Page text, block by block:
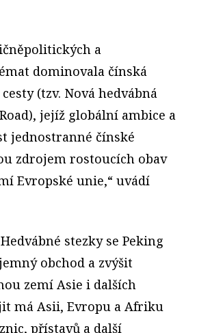
a
dominovala čínská
(tzv. Nová hedvábná
jejíž globální ambice a
jednostranné čínské
zdrojem rostoucích obav
Evropské unie,“ uvádí
stezky se Peking
obchod a zvýšit
zemí Asie i dalších
má Asii, Evropu a Afriku
přístavů a další